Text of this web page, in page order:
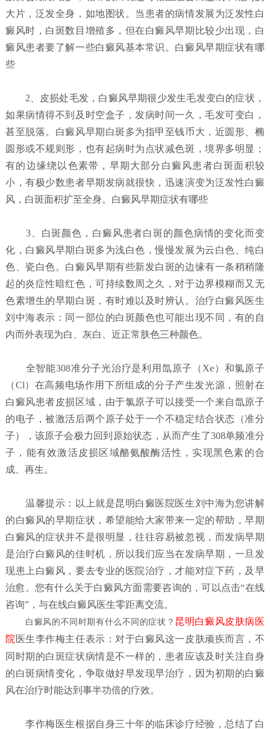
大片，泛发全身，如地图状。当患者的病情发展为泛发性白
癜风时，白斑数目增殖多，但在白癜风早期比较少出现，白
癜风患者要了解一些白癜风基本常识。白癜风早期症状有哪
些
2、皮损处毛发，白癜风早期很少发生毛发变白的症状，
如果病情得不到及时空盒子，发病时间一久，毛发可变白，
甚至脱落。白癜风早期白斑多为指甲至钱币大，近圆形、椭
圆形或不规则形，也有起病时为点状减色斑，境界多明显；
有的边缘绕以色素带，早期大部分白癜风患者白斑面积较
小，有极少数患者早期发病就很快，迅速演变为泛发性白癜
风，白斑面积扩至全身。白癜风早期症状有哪些
3、白斑颜色，白癜风患者白斑的颜色病情的变化而变
化，白癜风早期白斑多为浅白色，慢慢发展为云白色、纯白
色、瓷白色。白癜风早期有些新发白斑的边缘有一条稍稍隆
起的炎症性暗红色，可持续数周之久，对于边界模糊而又无
色素增生的早期白斑，有时难以及时辨认。治疗白癜风医生
刘中海表示：同一部位的白斑颜色也可能出现不同，有的自
内而外表现为白、灰白、近正常肤色三种颜色。
全智能308准分子光治疗是利用氙原子（Xe）和氯原子
（Cl）在高频电场作用下所组成的分子产生发光源，照射在
白癜风患者皮损区域，由于氯原子可以接受一个来自氙原子
的电子，被激活后两个原子处于一个不稳定结合状态（准分
子），该原子会极力回到原始状态，从而产生了308单频准分
子，能有效激活皮损区域酪氨酸酶活性，实现黑色素的合
成、再生。
温馨提示：以上就是昆明白癜医院医生刘中海为您讲解
的白癜风的早期症状，希望能给大家带来一定的帮助，早期
白癜风的症状并不是很明显，往往容易被忽视，而发病早期
是治疗白癜风的佳时机，所以我们应当在发病早期，一旦发
现患上白癜风，要去专业的医院治疗，才能对症下药，及早
治愈。您有什么关于白癜风方面需要咨询的，可以点击“在线
咨询”，与在线白癜风医生零距离交流。
白癜风的不同时期有什么不同的症状？ 昆明白癜风皮肤病医
院 医生李作梅主任表示：对于白癜风这一皮肤顽疾而言，不
同时期的白斑症状病情是不一样的，患者应该及时关注自身
的白斑病情变化，争取做好早发现早治疗，因为初期的白癜
风在治疗时能达到事半功倍的疗效。
李作梅医生根据自身三十年的临床诊疗经验，总结了白